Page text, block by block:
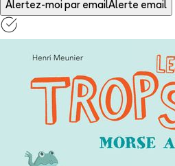
Alertez-moi par emailAlerte email